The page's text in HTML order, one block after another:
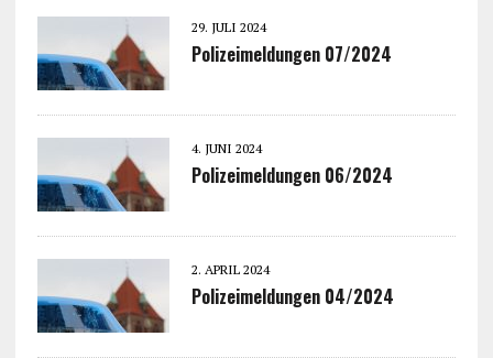
29. JULI 2024
Polizeimeldungen 07/2024
4. JUNI 2024
Polizeimeldungen 06/2024
2. APRIL 2024
Polizeimeldungen 04/2024